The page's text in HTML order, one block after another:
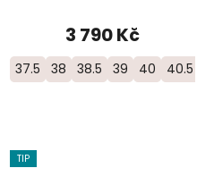
3 790 Kč
37.5 38 38.5 39 40 40.5
TIP